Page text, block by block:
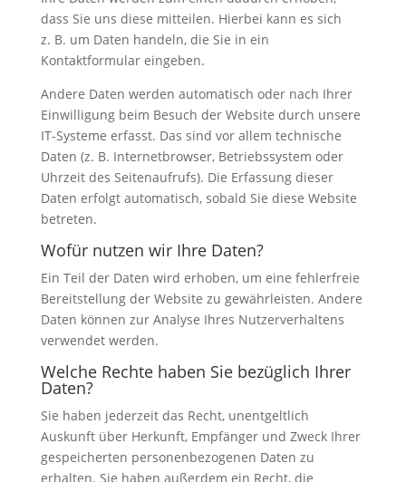
dass Sie uns diese mitteilen. Hierbei kann es sich
z. B. um Daten handeln, die Sie in ein
Kontaktformular eingeben.
Andere Daten werden automatisch oder nach Ihrer
Einwilligung beim Besuch der Website durch unsere
IT-Systeme erfasst. Das sind vor allem technische
Daten (z. B. Internetbrowser, Betriebssystem oder
Uhrzeit des Seitenaufrufs). Die Erfassung dieser
Daten erfolgt automatisch, sobald Sie diese Website
betreten.
Wofür nutzen wir Ihre Daten?
Ein Teil der Daten wird erhoben, um eine fehlerfreie
Bereitstellung der Website zu gewährleisten. Andere
Daten können zur Analyse Ihres Nutzerverhaltens
verwendet werden.
Welche Rechte haben Sie bezüglich Ihrer
Daten?
Sie haben jederzeit das Recht, unentgeltlich
Auskunft über Herkunft, Empfänger und Zweck Ihrer
gespeicherten personenbezogenen Daten zu
erhalten. Sie haben außerdem ein Recht, die